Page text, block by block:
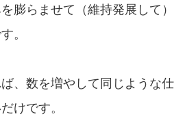
膨らませて（維持発展して）
。
、数を増やして同じような仕
けです。